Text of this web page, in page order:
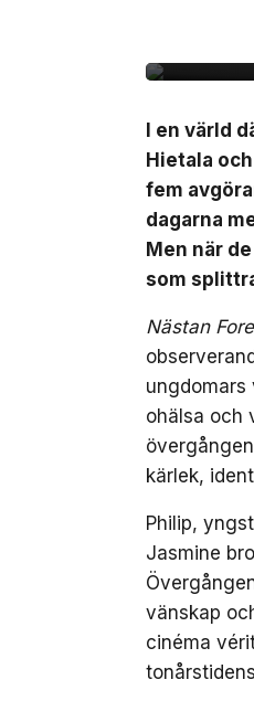
I en värld
Hietala
fem
dagarna
Men när
som
Nästan
ungdomars
ohälsa och
kärlek,
Philip,
Jasmine
vänskap
cinéma